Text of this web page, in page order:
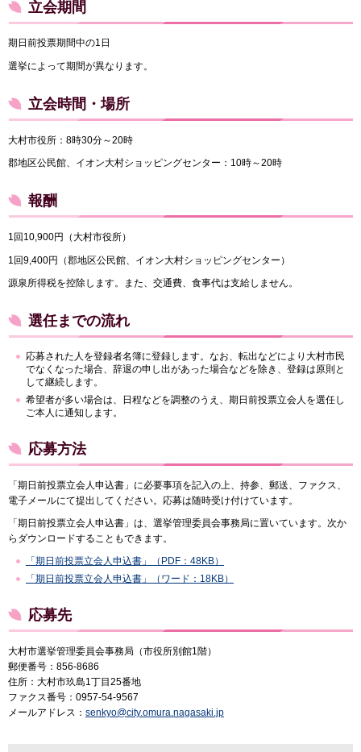
立会期間
期日前投票期間中の1日
選挙によって期間が異なります。
立会時間・場所
大村市役所：8時30分～20時
郡地区公民館、イオン大村ショッピングセンター：10時～20時
報酬
1回10,900円（大村市役所）
1回9,400円（郡地区公民館、イオン大村ショッピングセンター）
源泉所得税を控除します。また、交通費、食事代は支給しません。
選任までの流れ
応募された人を登録者名簿に登録します。なお、転出などにより大村市民
でなくなった場合、辞退の申し出があった場合などを除き、登録は原則と
して継続します。
希望者が多い場合は、日程などを調整のうえ、期日前投票立会人を選任し
ご本人に通知します。
応募方法
「期日前投票立会人申込書」に必要事項を記入の上、持参、郵送、ファクス、
電子メールにて提出してください。応募は随時受け付けています。
「期日前投票立会人申込書」は、選挙管理委員会事務局に置いています。次か
らダウンロードすることもできます。
「期日前投票立会人申込書」（PDF：48KB）
「期日前投票立会人申込書」（ワード：18KB）
応募先
大村市選挙管理委員会事務局（市役所別館1階）
郵便番号：856-8686
住所：大村市玖島1丁目25番地
ファクス番号：0957-54-9567
メールアドレス： senkyo@city.omura.nagasaki.jp